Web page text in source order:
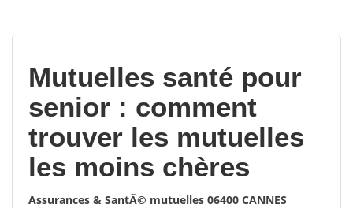
Mutuelles santé pour
senior : comment
trouver les mutuelles
les moins chères
Assurances & SantÃ© mutuelles 06400 CANNES